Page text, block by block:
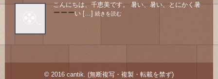
こんにちは、千恵美です。 暑い、暑い、とにかく暑
い […] 続きを読む
© 2016 cantik. (無断複写・複製・転載を禁ず)